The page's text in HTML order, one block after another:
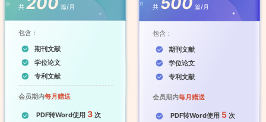
共 篇/月
包含：
期刊文献
学位论文
专利文献
会员期内每月赠送
PDF转Word使用 3 次
共 篇/月
包含：
期刊文献
学位论文
专利文献
会员期内每月赠送
PDF转Word使用 5 次